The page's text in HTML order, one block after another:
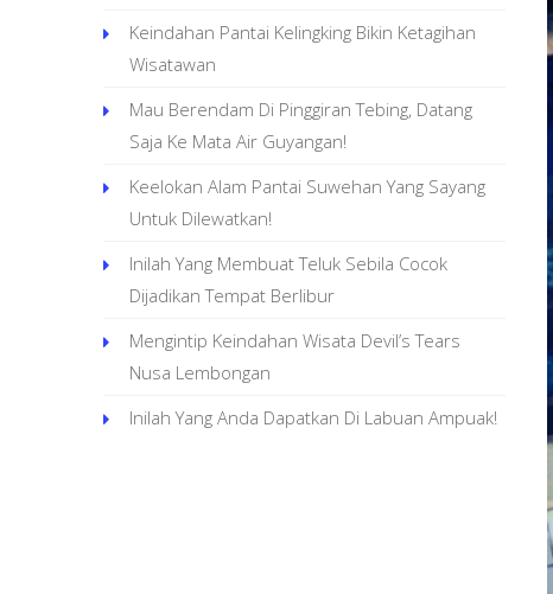
Keindahan Pantai Kelingking Bikin Ketagihan
Wisatawan
Mau Berendam Di Pinggiran Tebing, Datang
Saja Ke Mata Air Guyangan!
Keelokan Alam Pantai Suwehan Yang Sayang
Untuk Dilewatkan!
Inilah Yang Membuat Teluk Sebila Cocok
Dijadikan Tempat Berlibur
Mengintip Keindahan Wisata Devil’s Tears
Nusa Lembongan
Inilah Yang Anda Dapatkan Di Labuan Ampuak!